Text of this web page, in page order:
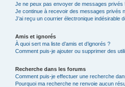
Je ne peux pas envoyer de messages privés !
Je continue à recevoir des messages privés
J’ai reçu un courrier électronique indésirable
Amis et ignorés
À quoi sert ma liste d’amis et d’ignorés ?
Comment puis-je ajouter ou supprimer des
Recherche dans les forums
Comment puis-je effectuer une recherche
Pourquoi ma recherche ne renvoie aucun